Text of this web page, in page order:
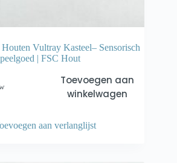
Vultray Kasteel– Sensorisch
| FSC Hout
Toevoegen aan
winkelwagen
aan verlanglijst